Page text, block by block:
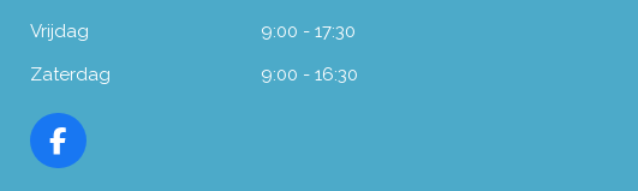
Vrijdag
9:00 - 17:30
Zaterdag
9:00 - 16:30
F